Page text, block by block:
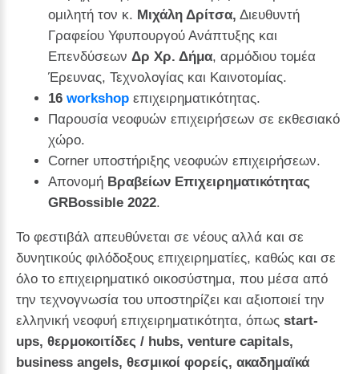
ομιλητή τον κ. Μιχάλη Δρίτσα, Διευθυντή
Γραφείου Υφυπουργού Ανάπτυξης και
Επενδύσεων Δρ Χρ. Δήμα, αρμόδιου τομέα
Έρευνας, Τεχνολογίας και Καινοτομίας.
16 workshop επιχειρηματικότητας.
Παρουσία νεοφυών επιχειρήσεων σε εκθεσιακό
χώρο.
Corner υποστήριξης νεοφυών επιχειρήσεων.
Απονομή Βραβείων Επιχειρηματικότητας
GRBossible 2022.
Το φεστιβάλ απευθύνεται σε νέους αλλά και σε
δυνητικούς φιλόδοξους επιχειρηματίες, καθώς και σε
όλο το επιχειρηματικό οικοσύστημα, που μέσα από
την τεχνογνωσία του υποστηρίζει και αξιοποιεί την
ελληνική νεοφυή επιχειρηματικότητα, όπως start-
ups, θερμοκοιτίδες / hubs, venture capitals,
business angels, θεσμικοί φορείς, ακαδημαϊκά